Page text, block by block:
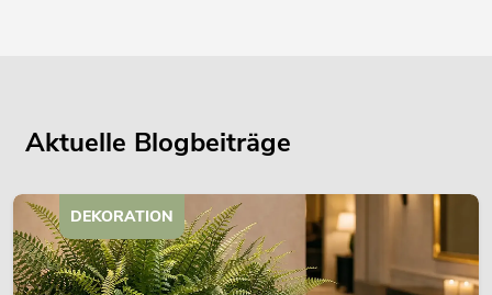
Aktuelle Blogbeiträge
DEKORATION